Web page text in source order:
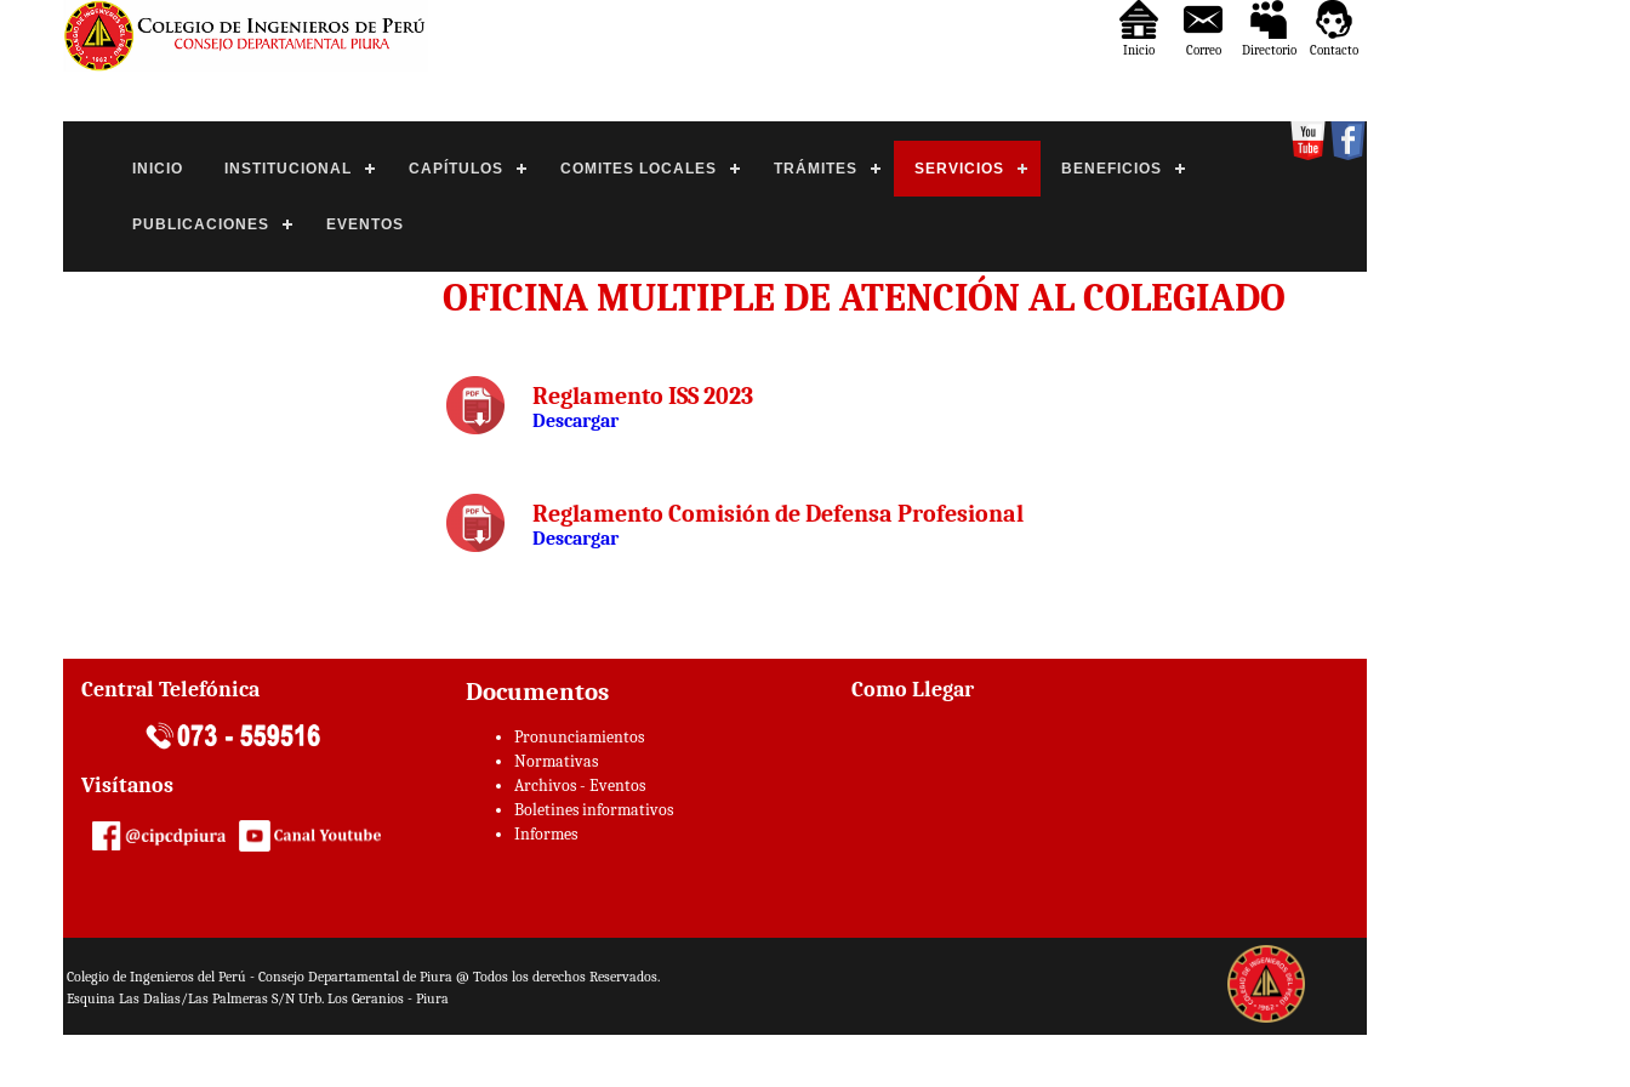
Contacto
Directorio
Correo
Inicio
INICIO INSTITUCIONAL CAPÍTULOS COMITES LOCALES TRÁMITES SERVICIOS BENEFICIOS
PUBLICACIONES EVENTOS
OFICINA MULTIPLE DE ATENCIÓN AL COLEGIADO
Reglamento ISS 2023
Descargar
Reglamento Comisión de Defensa Profesional
Descargar
Central Telefónica
Visítanos
Documentos
Pronunciamientos
Normativas
Archivos - Eventos
Boletines informativos
Informes
Como Llegar
Colegio de Ingenieros del Perú - Consejo Departamental de Piura @ Todos los derechos Reservados.
Esquina Las Dalias/Las Palmeras S/N Urb. Los Geranios - Piura